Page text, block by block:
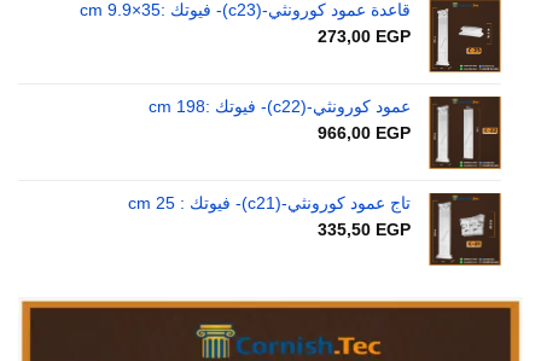
قاعدة عمود كورونثي-(c23)- فيوتك :35×9.9 cm
273,00 EGP
عمود كورونثي-(c22)- فيوتك :198 cm
966,00 EGP
تاج عمود كورونثي-(c21)- فيوتك : 25 cm
335,50 EGP